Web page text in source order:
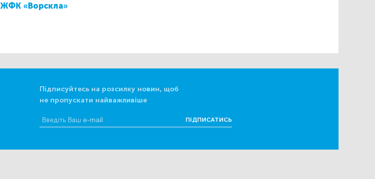
ЖФК «Ворскла»
Підписуйтесь на розсилку новин, щоб
не пропускати найважливіше
ПІДПИСАТИСЬ